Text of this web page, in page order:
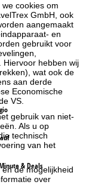
cookies om
GmbH, ook
aangemaakt
en
gebruikt voor
Hiervoor hebben wij
wat ook de
aan derde
Economische
VS.
gebruik van niet-
Als u op
technisch
van het
de mogelijkheid
over
& Deals